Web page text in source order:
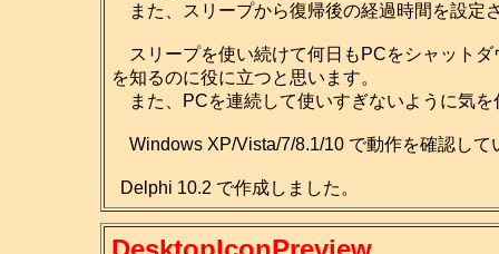
また、スリープから復帰後の経過時間を設定
スリープを使い続けて何日もPCをシャット
を知るのに役に立つと思います。
また、PCを連続して使いすぎないように気
Windows XP/Vista/7/8.1/10 で動作を確認して
Delphi 10.2 で作成しました。